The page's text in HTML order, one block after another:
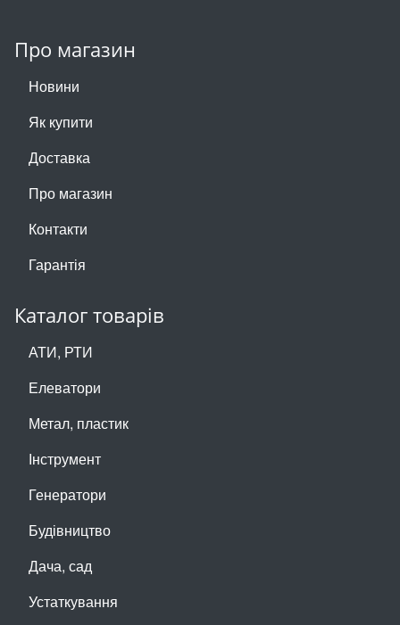
Про магазин
Новини
Як купити
Доставка
Про магазин
Контакти
Гарантія
Каталог товарів
АТИ, РТИ
Елеватори
Метал, пластик
Інструмент
Генератори
Будівництво
Дача, сад
Устаткування